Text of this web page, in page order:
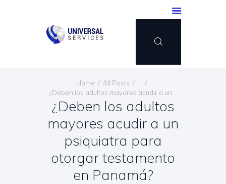
Home All Posts
¿Deben los adultos mayores acudir a un...
¿Deben los adultos
mayores acudir a un
psiquiatra para
otorgar testamento
en Panamá?
SERVICIOS
MÉTODO DE PAGO
BLOG
CONTÁCTENOS
ESPAÑOL